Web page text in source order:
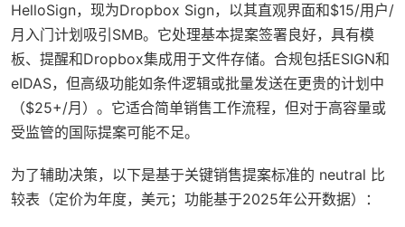
HelloSign，现为Dropbox Sign，以其直观界面和$15/用户/
月入门计划吸引SMB。它处理基本提案签署良好，具有模
板、提醒和Dropbox集成用于文件存储。合规包括ESIGN和
eIDAS，但高级功能如条件逻辑或批量发送在更贵的计划中
（$25+/月）。它适合简单销售工作流程，但对于高容量或
受监管的国际提案可能不足。
为了辅助决策，以下是基于关键销售提案标准的 neutral 比
较表（定价为年度，美元；功能基于2025年公开数据）：